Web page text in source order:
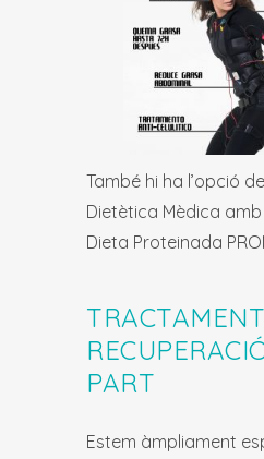
També hi ha l’opció
Dietètica Mèdica amb
Dieta Proteinada
TRACTAMENT
PART
Estem àmpliament